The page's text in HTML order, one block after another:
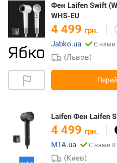
Фен Laifen Swift
WHS-EU
4 499 грн.
Jabko.ua
С нами
(Львов)
Laifen Фен Laifen
4 499 грн.
MTA.ua
С нами 8
(Киев)